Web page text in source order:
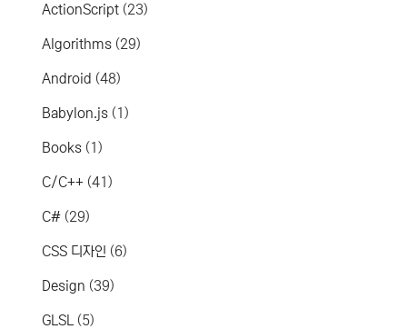
ActionScript (23)
Algorithms (29)
Android (48)
Babylon.js (1)
Books (1)
C/C++ (41)
C# (29)
CSS 디자인 (6)
Design (39)
GLSL (5)